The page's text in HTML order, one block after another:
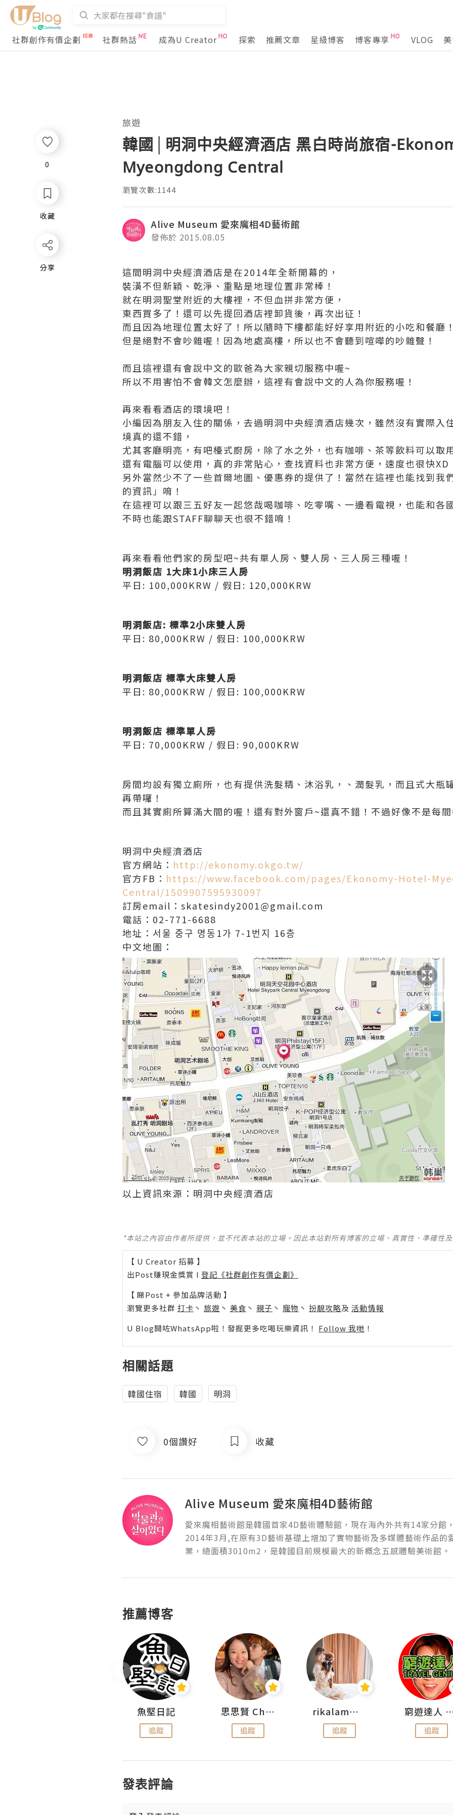
社群創作有價企劃
社群熱話 成為U Creator 探索 推薦文章 星級博客 博客專享 VLOG
0
收藏
分享
旅遊
韓國│明洞中央經濟酒店 黑白時尚旅宿-
Myeongdong Central
瀏覽次數:1144
Alive Museum 愛來魔相4D藝術館
發佈於 2015.08.05
這間明洞中央經濟酒店是在2014年全新開幕的，
裝潢不但新穎、乾淨、重點是地理位置非常棒！
就在明洞聖堂附近的大樓裡，不但血拼非常方便，
東西買多了！還可以先提回酒店裡卸貨後，再次出征！
而且因為地理位置太好了！所以隨時下樓都能好好享用附近的小吃和餐廳！
但是絕對不會吵雜喔！因為地處高樓，所以也不會聽到喧嘩的吵雜聲！
而且這裡還有會說中文的歐爸為大家親切服務中喔~
所以不用害怕不會韓文怎麼辦，這裡有會說中文的人為你服務喔！
再來看看酒店的環境吧！
小編因為朋友入住的關係，去過明洞中央經濟酒店幾次，雖然沒有實際入
境真的還不錯，
尤其客廳明亮，有吧檯式廚房，除了水之外，也有咖啡、茶等飲料可以取
還有電腦可以使用，真的非常貼心，查找資料也非常方便，速度也很快XD
另外當然少不了一些首爾地圖、優惠券的提供了！當然在這裡也能找到我
的資訊」唷！
在這裡可以跟三五好友一起悠哉喝咖啡、吃零嘴、一邊看電視，也能和各
不時也能跟STAFF聊聊天也很不錯唷！
再來看看他們家的房型吧~共有單人房、雙人房、三人房三種喔！
明洞飯店 1大床1小床三人房
平日: 100,000KRW / 假日: 120,000KRW
明洞飯店: 標準2小床雙人房
平日: 80,000KRW / 假日: 100,000KRW
明洞飯店 標準大床雙人房
平日: 80,000KRW / 假日: 100,000KRW
明洞飯店 標準單人房
平日: 70,000KRW / 假日: 90,000KRW
房間均設有獨立廁所，也有提供洗髮精、沐浴乳，、潤髮乳，而且式大瓶
再帶囉！
而且其實廁所算滿大間的喔！還有對外窗戶~還真不錯！不過好像不是每間
明洞中央經濟酒店
官方網站： http://ekonomy.okgo.tw/
官方FB： https://www.facebook.com/pages/Ekonomy-Hotel-
Central/1509907595930097
訂房email：skatesindy2001@gmail.com
電話：02-771-6688
地址：서울 중구 명동1가 7-1번지 16층
中文地圖：
以上資訊來源：明洞中央經濟酒店
*本站之內容由作者所提供，並不代表本站的立場。因此本站對所有博客的立場、真實性、準確性
【 U Creator 招募 】
出Post賺現金獎賞 l 登記《社群創作有價企劃》
【 睇Post + 參加品牌活動 】
瀏覽更多社群 打卡 丶 旅遊 丶 美食 丶 親子 丶 寵物 丶 扮靚攻略及 活動情報
U Blog開咗WhatsApp啦！發掘更多吃喝玩樂資訊！ Follow 我哋 ！
相關話題
韓國住宿 韓國 明洞
0個讚好 收藏
Alive Museum 愛來魔相4D藝術館
愛來魔相藝術館是韓國首家4D藝術體驗館，現在海內外共有14家分館
2014年3月,在原有3D藝術基礎上增加了實物藝術及多媒體藝術作品的
推薦博客
魚堅日記
追蹤
思思賢 ChillMyBabe
追蹤
rikalammm
追蹤
窮遊達人 Mr.TravelGenius
追蹤
發表評論
0
收藏
分享